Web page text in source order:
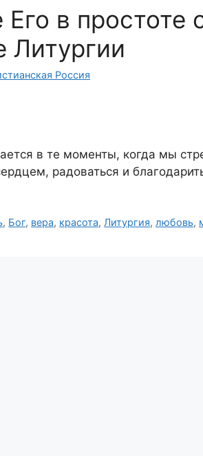
в простоте
Литургии
Россия
в те моменты, когда мы
радоваться и
, Бог, вера, красота,Литургия, любовь,